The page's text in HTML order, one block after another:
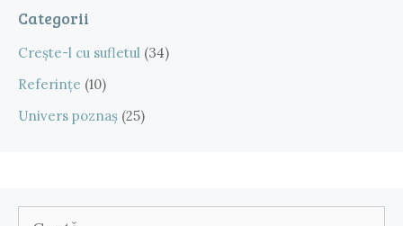
Categorii
Crește-l cu sufletul (34)
Referințe (10)
Univers poznaș (25)